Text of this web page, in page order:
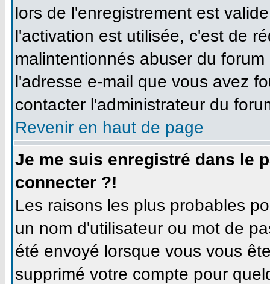
lors de l'enregistrement est
l'activation est utilisée, c'est de
malintentionnés abuser du
l'adresse e-mail que vous avez
contacter l'administrateur du
Revenir en haut de page
Je me suis enregistré dans le
connecter ?!
Les raisons les plus probables
un nom d'utilisateur ou mot de
été envoyé lorsque vous vous
supprimé votre compte pour